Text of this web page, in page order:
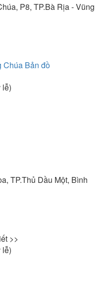
P8, TP.Bà Rịa - Vũng
Chúa Bản đồ
lễ)
TP.Thủ Dầu Một, Bình
>>
lễ)